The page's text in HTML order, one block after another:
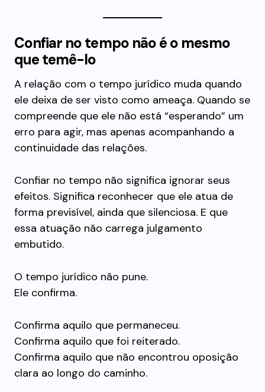
Confiar no tempo não é o mesmo
que temê-lo
A relação com o tempo jurídico muda quando
ele deixa de ser visto como ameaça. Quando se
compreende que ele não está “esperando” um
erro para agir, mas apenas acompanhando a
continuidade das relações.
Confiar no tempo não significa ignorar seus
efeitos. Significa reconhecer que ele atua de
forma previsível, ainda que silenciosa. E que
essa atuação não carrega julgamento
embutido.
O tempo jurídico não pune.
Ele confirma.
Confirma aquilo que permaneceu.
Confirma aquilo que foi reiterado.
Confirma aquilo que não encontrou oposição
clara ao longo do caminho.